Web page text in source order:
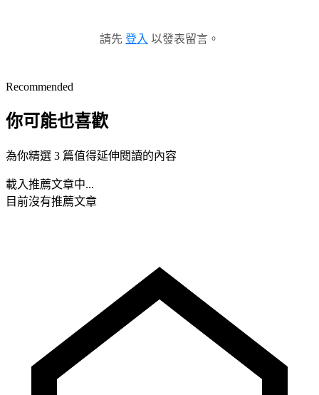
請先 登入 以發表留言。
Recommended
你可能也喜歡
為你精選 3 篇值得延伸閱讀的內容
載入推薦文章中...
目前沒有推薦文章